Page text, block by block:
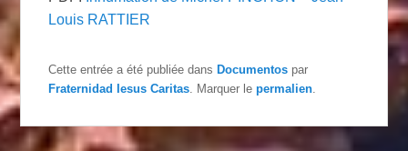
Louis RATTIER
Cette entrée a été publiée dansDocumentos par
Fraternidad Iesus Caritas . Marquer lepermalien